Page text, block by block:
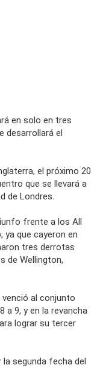
en solo en tres
desarrollará el
el próximo 20
que se llevará a
de Londres.
frente a los All
ya que cayeron en
tres derrotas
de Wellington,
venció al conjunto
a 9, y en la revancha
lograr su tercer
la segunda fecha del